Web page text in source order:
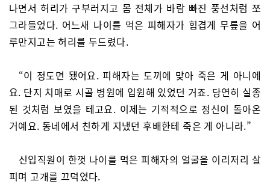
나면서 허리가 구부러지고 몸 전체가 바람 빠진 풍선처럼 쪼
그라들었다. 어느새 나이를 먹은 피해자가 힘겹게 무릎을 어
루만지고는 허리를 두드렸다.
“이 정도면 됐어요. 피해자는 도끼에 맞아 죽은 게 아니에
요. 단지 치매로 시골 병원에 입원해 있었던 거죠. 당연히 실종
된 것처럼 보였을 테고요. 이제는 기적적으로 정신이 돌아온
거예요. 동네에서 친하게 지냈던 후배한테 죽은 게 아니라.”
신입직원이 한껏 나이를 먹은 피해자의 얼굴을 이리저리 살
피며 고개를 끄덕였다.